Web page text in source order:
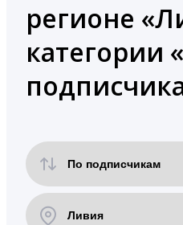
регионе
категории